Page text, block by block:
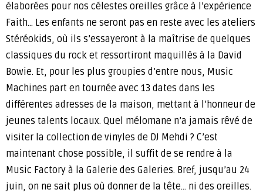
élaborées pour nos célestes oreilles grâce à l’expérience
Faith… Les enfants ne seront pas en reste avec les ateliers
Stéréokids, où ils s’essayeront à la maîtrise de quelques
classiques du rock et ressortiront maquillés à la David
Bowie. Et, pour les plus groupies d’entre nous, Music
Machines part en tournée avec 13 dates dans les
différentes adresses de la maison, mettant à l’honneur de
jeunes talents locaux. Quel mélomane n’a jamais rêvé de
visiter la collection de vinyles de DJ Mehdi ? C’est
maintenant chose possible, il suffit de se rendre à la
Music Factory à la Galerie des Galeries. Bref, jusqu’au 24
juin, on ne sait plus où donner de la tête… ni des oreilles.